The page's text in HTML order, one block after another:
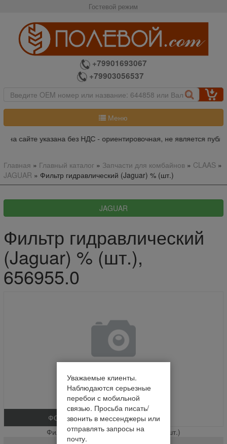
Гостевой режим
+79901693067
+79903056537
Меню
на сайте указана без НДС - ориентировочная, не является
Главная » Главный каталог» Запчасти для комбайнов» CLAAS»
JAGUAR » Фильтр гидравлический (Jaguar) % (шт.)
Фильтр гидравлический
(Jaguar) % (шт.),
656955.0
ФОТО
Фильтр гидравлический (Jaguar) % (шт.)
Уважаемые клиенты.
Наблюдаются серьезные
перебои с мобильной
связью. Просьба писать/
звонить в мессенджеры или
отправлять запросы на
почту.